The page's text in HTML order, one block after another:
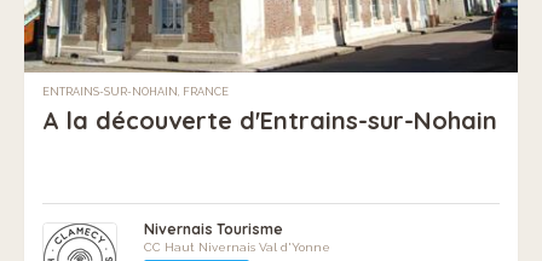
ENTRAINS-SUR-NOHAIN, FRANCE
A la découverte d'Entrains-sur-Nohain
Nivernais Tourisme
CC Haut Nivernais Val d'Yonne